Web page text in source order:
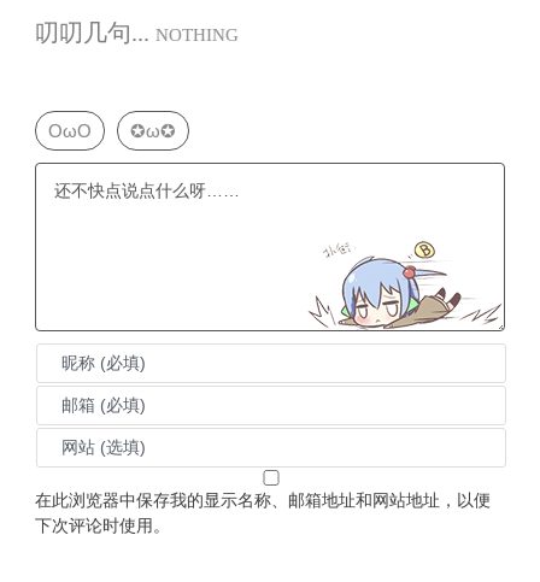
叨叨几句... NOTHING
OωO ✪ω✪
在此浏览器中保存我的显示名称、邮箱地址和网站地址，以便
下次评论时使用。